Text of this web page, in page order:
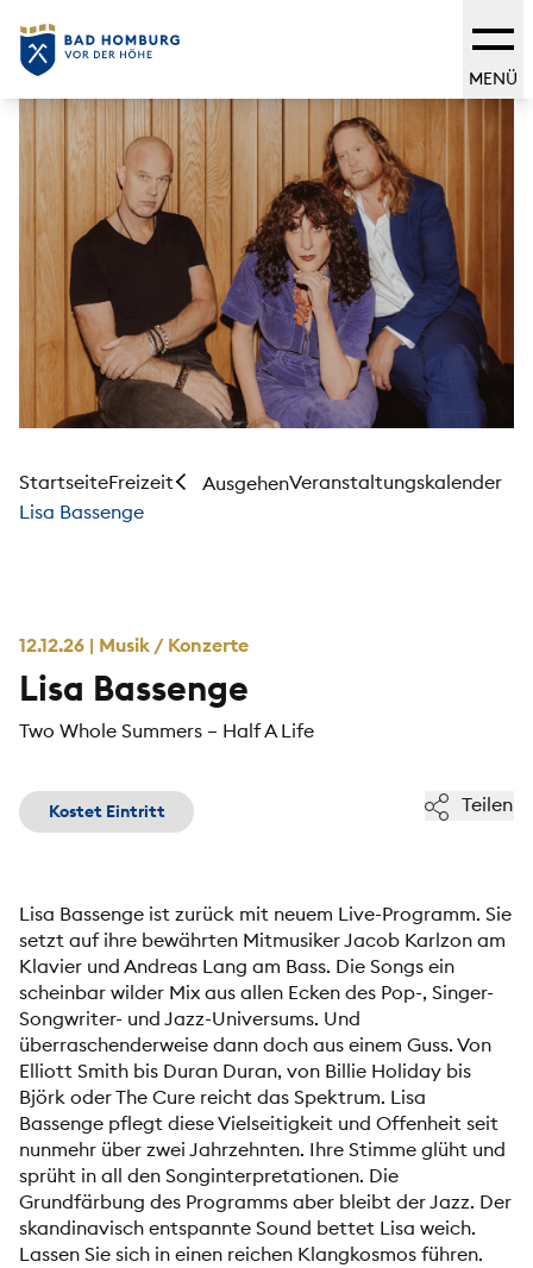
MENÜ
StartseiteFreizeit AusgehenVeranstaltungskalender
Lisa Bassenge
12.12.26 | Musik / Konzerte
Lisa Bassenge
Two Whole Summers – Half A Life
Kostet Eintritt Teilen
Lisa Bassenge ist zurück mit neuem Live-Programm. Sie
setzt auf ihre bewährten Mitmusiker Jacob Karlzon am
Klavier und Andreas Lang am Bass. Die Songs ein
scheinbar wilder Mix aus allen Ecken des Pop-, Singer-
Songwriter- und Jazz-Universums. Und
überraschenderweise dann doch aus einem Guss. Von
Elliott Smith bis Duran Duran, von Billie Holiday bis
Björk oder The Cure reicht das Spektrum. Lisa
Bassenge pflegt diese Vielseitigkeit und Offenheit seit
nunmehr über zwei Jahrzehnten. Ihre Stimme glüht und
sprüht in all den Songinterpretationen. Die
Grundfärbung des Programms aber bleibt der Jazz. Der
skandinavisch entspannte Sound bettet Lisa weich.
Lassen Sie sich in einen reichen Klangkosmos führen.